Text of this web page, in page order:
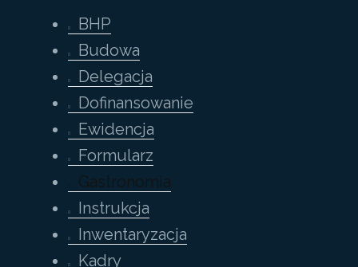
BHP
Budowa
Delegacja
Dofinansowanie
Ewidencja
Formularz
Gastronomia
Instrukcja
Inwentaryzacja
Kadry